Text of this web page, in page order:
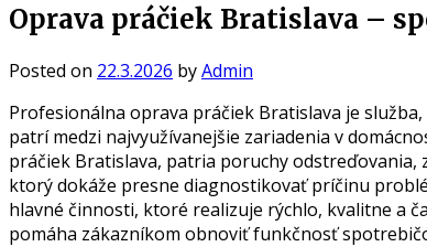
Oprava práčiek Bratislava –
Posted on 22.3.2026 byAdmin
Profesionálna oprava práčiek Bratislava je
patrí medzi najvyužívanejšie zariadenia v
práčiek Bratislava, patria poruchy odstreďovania,
ktorý dokáže presne diagnostikovať príčinu
hlavné činnosti, ktoré realizuje rýchlo, kvalitne a
pomáha zákazníkom obnoviť funkčnosť